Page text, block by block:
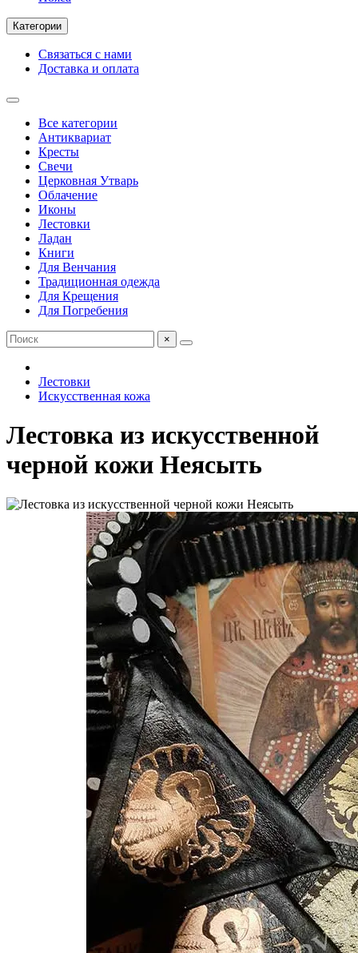
Категории
Связаться с нами
Доставка и оплата
Все категории
Антиквариат
Кресты
Свечи
Церковная Утварь
Облачение
Иконы
Лестовки
Ладан
Книги
Для Венчания
Традиционная одежда
Для Крещения
Для Погребения
×
Лестовки
Искусственная кожа
Лестовка из искусственной
черной кожи Неясыть